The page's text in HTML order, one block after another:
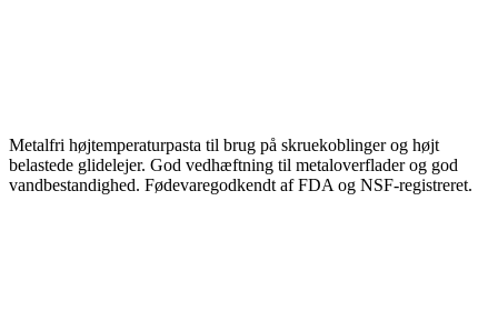
Metalfri højtemperaturpasta til brug på skruekoblinger og højt
belastede glidelejer. God vedhæftning til metaloverflader og god
vandbestandighed. Fødevaregodkendt af FDA og NSF-registreret.